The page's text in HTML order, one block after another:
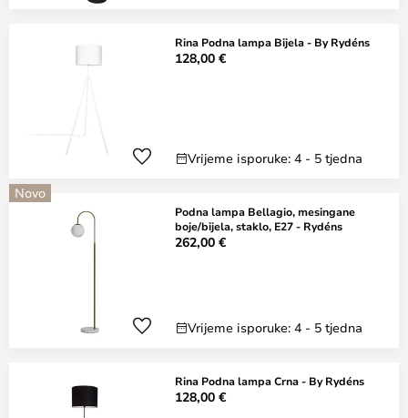
Rina Podna lampa Bijela - By Rydéns
128,00 €
Vrijeme isporuke: 4 - 5 tjedna
Novo
Podna lampa Bellagio, mesingane
boje/bijela, staklo, E27 - Rydéns
262,00 €
Vrijeme isporuke: 4 - 5 tjedna
Rina Podna lampa Crna - By Rydéns
128,00 €